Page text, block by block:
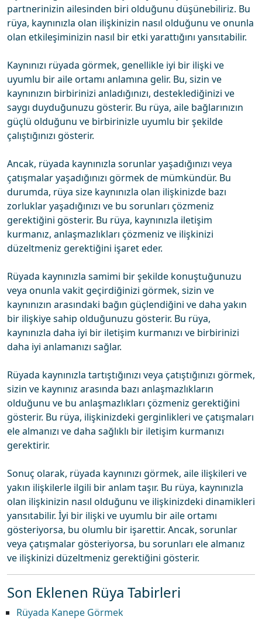
partnerinizin ailesinden biri olduğunu düşünebiliriz. Bu
rüya, kaynınızla olan ilişkinizin nasıl olduğunu ve onunla
olan etkileşiminizin nasıl bir etki yarattığını yansıtabilir.
Kaynınızı rüyada görmek, genellikle iyi bir ilişki ve
uyumlu bir aile ortamı anlamına gelir. Bu, sizin ve
kaynınızın birbirinizi anladığınızı, desteklediğinizi ve
saygı duyduğunuzu gösterir. Bu rüya, aile bağlarınızın
güçlü olduğunu ve birbirinizle uyumlu bir şekilde
çalıştığınızı gösterir.
Ancak, rüyada kaynınızla sorunlar yaşadığınızı veya
çatışmalar yaşadığınızı görmek de mümkündür. Bu
durumda, rüya size kaynınızla olan ilişkinizde bazı
zorluklar yaşadığınızı ve bu sorunları çözmeniz
gerektiğini gösterir. Bu rüya, kaynınızla iletişim
kurmanız, anlaşmazlıkları çözmeniz ve ilişkinizi
düzeltmeniz gerektiğini işaret eder.
Rüyada kaynınızla samimi bir şekilde konuştuğunuzu
veya onunla vakit geçirdiğinizi görmek, sizin ve
kaynınızın arasındaki bağın güçlendiğini ve daha yakın
bir ilişkiye sahip olduğunuzu gösterir. Bu rüya,
kaynınızla daha iyi bir iletişim kurmanızı ve birbirinizi
daha iyi anlamanızı sağlar.
Rüyada kaynınızla tartıştığınızı veya çatıştığınızı görmek,
sizin ve kaynınız arasında bazı anlaşmazlıkların
olduğunu ve bu anlaşmazlıkları çözmeniz gerektiğini
gösterir. Bu rüya, ilişkinizdeki gerginlikleri ve çatışmaları
ele almanızı ve daha sağlıklı bir iletişim kurmanızı
gerektirir.
Sonuç olarak, rüyada kaynınızı görmek, aile ilişkileri ve
yakın ilişkilerle ilgili bir anlam taşır. Bu rüya, kaynınızla
olan ilişkinizin nasıl olduğunu ve ilişkinizdeki dinamikleri
yansıtabilir. İyi bir ilişki ve uyumlu bir aile ortamı
gösteriyorsa, bu olumlu bir işarettir. Ancak, sorunlar
veya çatışmalar gösteriyorsa, bu sorunları ele almanız
ve ilişkinizi düzeltmeniz gerektiğini gösterir.
Son Eklenen Rüya Tabirleri
Rüyada Kanepe Görmek